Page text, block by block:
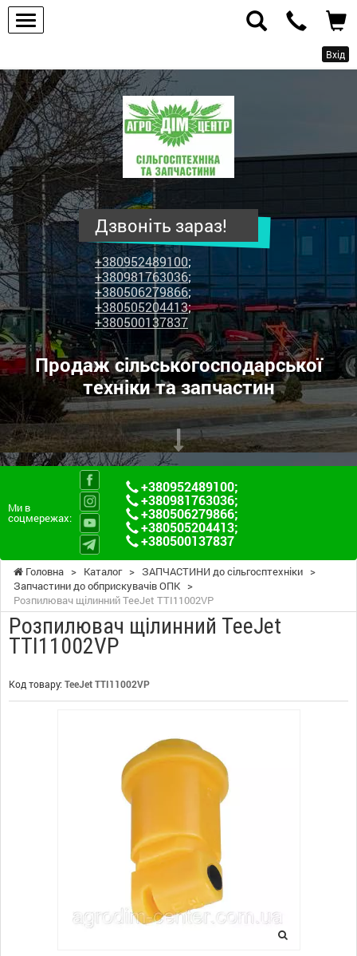
Вхід
ПП
"Агродім-
центр"
-
продаж
сільськогосподарської
техніки
та
запчастин
Дзвоніть зараз!
+380952489100;
+380981763036;
+380506279866;
+380505204413;
+380500137837
Продаж сільськогосподарської
техніки та запчастин
Ми в
соцмережах:
+380952489100;
+380981763036;
+380506279866;
+380505204413;
+380500137837
Головна > Каталог > ЗАПЧАСТИНИ до сільгосптехніки >
Запчастини до обприскувачів ОПК >
Розпилювач щілинний TeeJet TTI11002VP
Розпилювач щілинний TeeJet
TTI11002VP
Код товару: TeeJet TTI11002VP